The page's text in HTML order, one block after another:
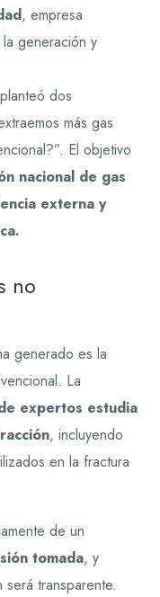
, empresa
generación y
dos
más gas
El objetivo
nacional de gas
externa y
no
generado es la
La
expertos estudia
, incluyendo
en la fractura
de un
tomada, y
transparente.